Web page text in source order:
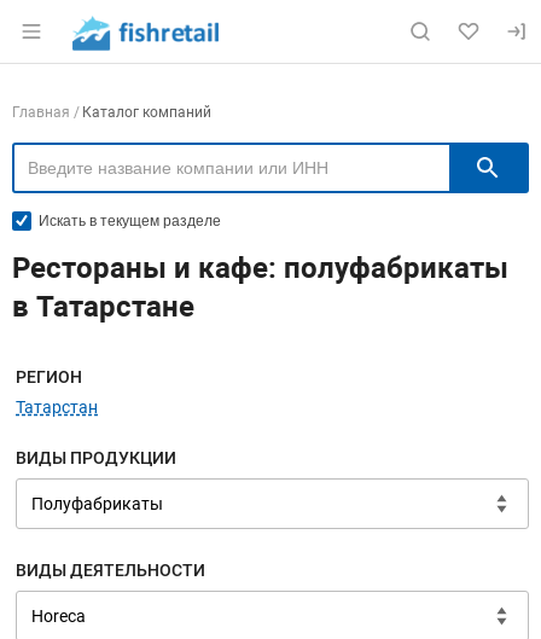
Раздел навигации по сайту fishretail.ru
Навигация по компаниям
Главная Каталог компаний
Искать в текущем разделе
Рестораны и кафе: полуфабрикаты
в Татарстане
Меню навигации
РЕГИОН
Татарстан
ВИДЫ ПРОДУКЦИИ
ВИДЫ ДЕЯТЕЛЬНОСТИ